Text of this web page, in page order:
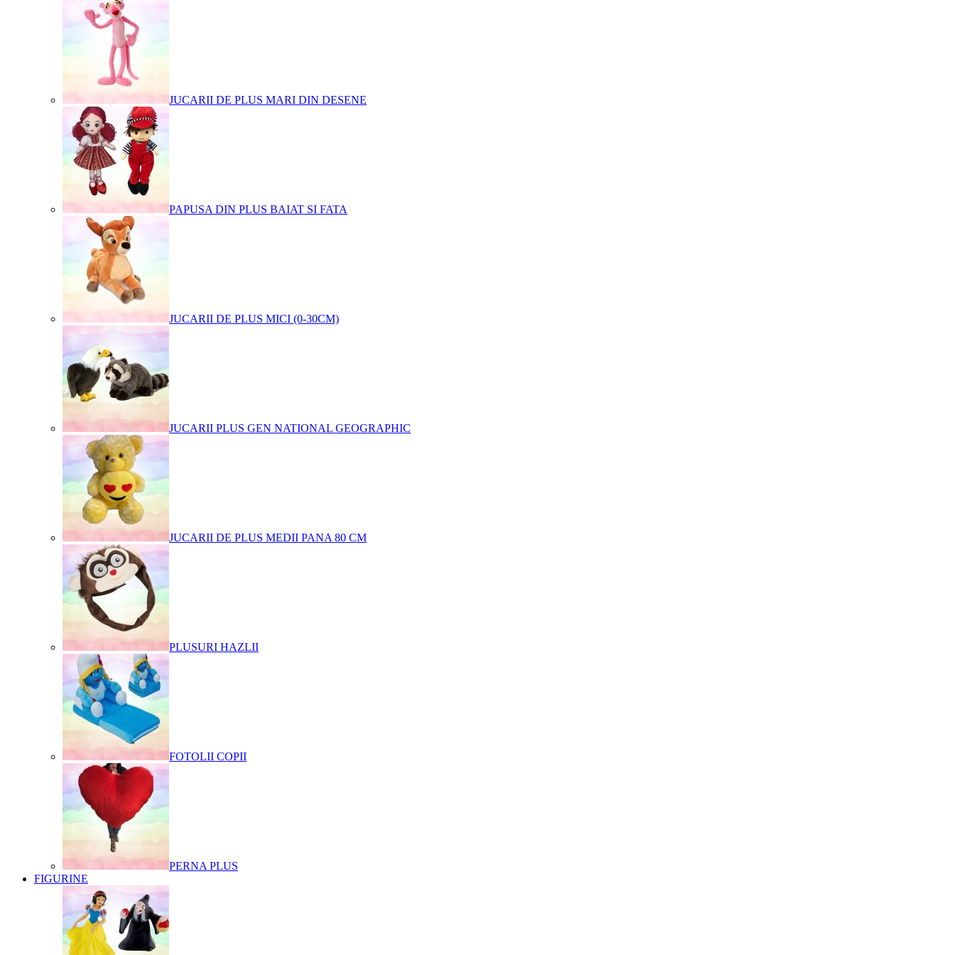
JUCARII DE PLUS MARI DIN DESENE
PAPUSA DIN PLUS BAIAT SI FATA
JUCARII DE PLUS MICI (0-30CM)
JUCARII PLUS GEN NATIONAL GEOGRAPHIC
JUCARII DE PLUS MEDII PANA 80 CM
PLUSURI HAZLII
FOTOLII COPII
PERNA PLUS
FIGURINE